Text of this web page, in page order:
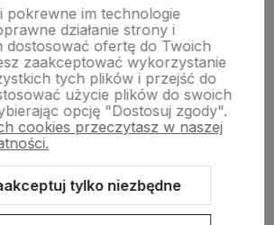
pokrewne im technologie
działanie strony i
dostosować ofertę do Twoich
zaakceptować wykorzystanie
tych plików i przejść do
użycie plików do swoich
opcję "Dostosuj zgody".
cookies przeczytasz w naszej
tylko niezbędne